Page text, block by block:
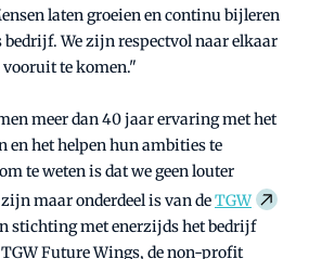
laten groeien en continu bijleren
We zijn respectvol naar elkaar
vooruit te komen."
meer dan 40 jaar ervaring met het
en het helpen hun ambities te
te weten is dat we geen louter
maar onderdeel is van deTGW
stichting met enerzijds het bedrijf
Future Wings, de non-profit